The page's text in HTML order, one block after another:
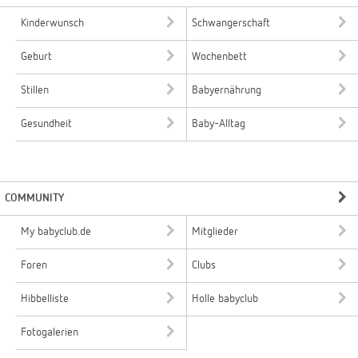
Kinderwunsch Schwangerschaft
Geburt Wochenbett
Stillen Babyernährung
Gesundheit Baby-Alltag
COMMUNITY
My babyclub.de Mitglieder
Foren Clubs
Hibbelliste Holle babyclub
Fotogalerien